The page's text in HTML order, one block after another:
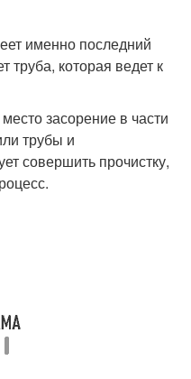
именно последний
труба, которая ведет к
засорение в части
трубы и
совершить прочистку,